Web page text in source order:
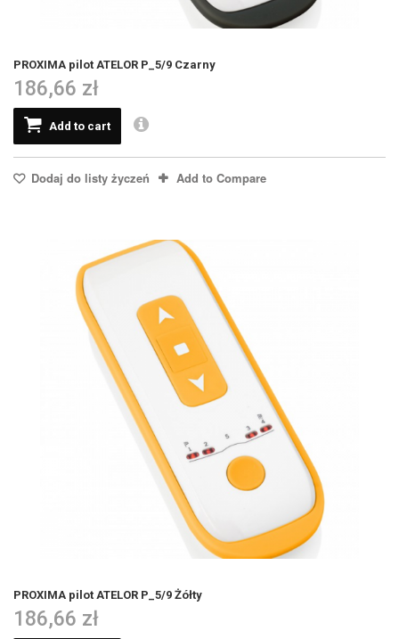
PROXIMA pilot ATELOR P_5/9 Czarny
186,66 zł
Add to cart
Dodaj do listy życzeń Add to Compare
PROXIMA pilot ATELOR P_5/9 Żółty
186,66 zł